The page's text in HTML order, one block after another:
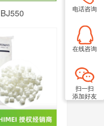
电话咨询
在线咨询
扫一扫
添加好友